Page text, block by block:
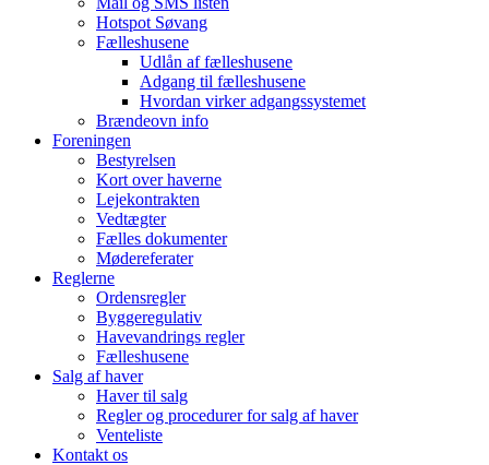
Hotspot Søvang
Fælleshusene
Udlån af fælleshusene
Adgang til fælleshusene
Hvordan virker adgangssystemet
Brændeovn info
Foreningen
Bestyrelsen
Kort over haverne
Lejekontrakten
Vedtægter
Fælles dokumenter
Mødereferater
Reglerne
Ordensregler
Byggeregulativ
Havevandrings regler
Fælleshusene
Salg af haver
Haver til salg
Regler og procedurer for salg af haver
Venteliste
Kontakt os